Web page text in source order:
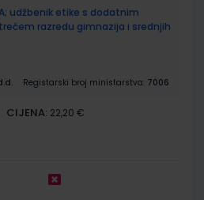
udžbenik etike s dodatnim
razredu gimnazija i srednjih
Registarski broj ministarstva: 7006
CIJENA: 22,20 €